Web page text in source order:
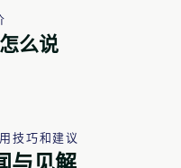
么说
技巧和建议